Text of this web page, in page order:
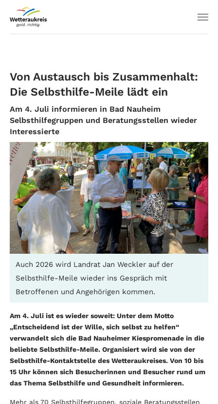
Von Austausch bis Zusammenhalt:
Die Selbsthilfe-Meile lädt ein
Am 4. Juli informieren in Bad Nauheim
Selbsthilfegruppen und Beratungsstellen wieder
Interessierte
Auch 2026 wird Landrat Jan Weckler auf der
Selbsthilfe-Meile wieder ins Gespräch mit
Betroffenen und Angehörigen kommen.
Am 4. Juli ist es wieder soweit: Unter dem Motto
„Entscheidend ist der Wille, sich selbst zu helfen“
verwandelt sich die Bad Nauheimer Kiespromenade in die
beliebte Selbsthilfe-Meile. Organisiert wird sie von der
Selbsthilfe-Kontaktstelle des Wetteraukreises. Von 10 bis
15 Uhr können sich Besucherinnen und Besucher rund um
das Thema Selbsthilfe und Gesundheit informieren.
Mehr als 70 Selbsthilfegruppen, soziale Beratungsstellen